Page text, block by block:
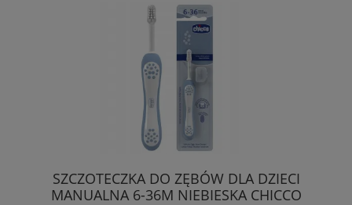
SZCZOTECZKA DO ZĘBÓW DLA DZIECI
MANUALNA 6-36M NIEBIESKA CHICCO